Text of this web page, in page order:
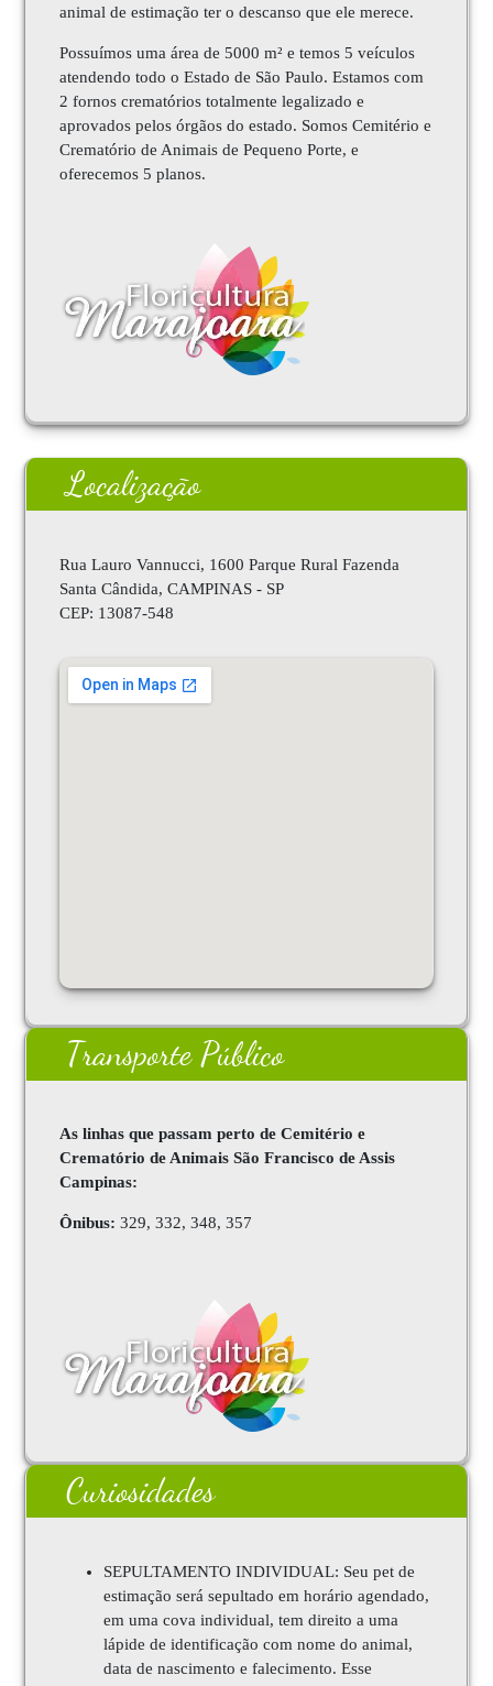
animal de estimação ter o descanso que ele merece.
Possuímos uma área de 5000 m² e temos 5 veículos
atendendo todo o Estado de São Paulo. Estamos com
2 fornos crematórios totalmente legalizado e
aprovados pelos órgãos do estado. Somos Cemitério e
Crematório de Animais de Pequeno Porte, e
oferecemos 5 planos.
Localização
Rua Lauro Vannucci, 1600 Parque Rural Fazenda
Santa Cândida, CAMPINAS - SP
CEP: 13087-548
Transporte Público
As linhas que passam perto de Cemitério e
Crematório de Animais São Francisco de Assis
Campinas:
Ônibus:329, 332, 348, 357
Curiosidades
SEPULTAMENTO INDIVIDUAL: Seu pet de
estimação será sepultado em horário agendado,
em uma cova individual, tem direito a uma
lápide de identificação com nome do animal,
data de nascimento e falecimento. Esse